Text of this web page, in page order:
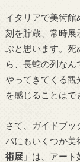
イタリアで美術
刻を貯蔵、常時展
ぶと思います。死
ら、長蛇の列な
やってきてくる観
を感じることはで
さて、ガイドブ
バにもいくつか美
術展」 は、アート